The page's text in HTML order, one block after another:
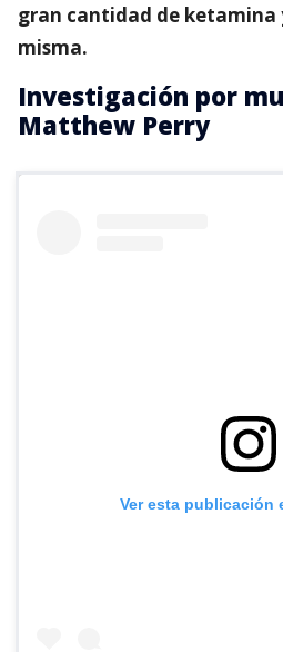
gran cantidad de ketamina
misma.
Investigación por
Matthew Perry
Ver esta publicación